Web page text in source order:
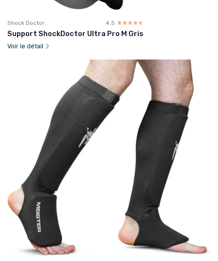
Shock Doctor 4.5 ☆☆☆☆☆
★★★★★
Support ShockDoctor Ultra Pro M Gris
Voir le détail